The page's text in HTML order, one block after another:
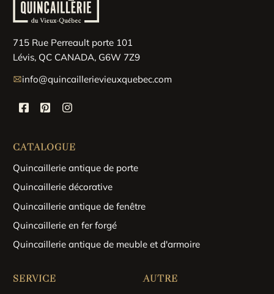
715 Rue Perreault porte 101
Lévis, QC CANADA, G6W 7Z9
info@quincaillerievieuxquebec.com
CATALOGUE
Quincaillerie antique de porte
Quincaillerie décorative
Quincaillerie antique de fenêtre
Quincaillerie en fer forgé
Quincaillerie antique de meuble et d'armoire
SERVICE AUTRE